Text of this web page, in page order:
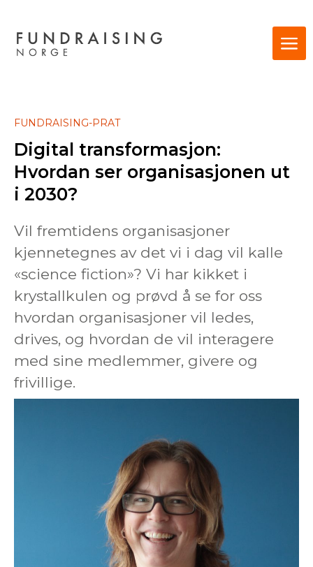
FUNDRAISING-PRAT
Digital transformasjon:
Hvordan ser organisasjonen ut
i 2030?
Vil fremtidens organisasjoner
kjennetegnes av det vi i dag vil kalle
«science fiction»? Vi har kikket i
krystallkulen og prøvd å se for oss
hvordan organisasjoner vil ledes,
drives, og hvordan de vil interagere
med sine medlemmer, givere og
frivillige.